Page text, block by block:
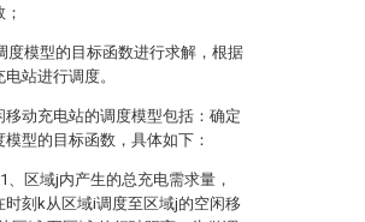
度模型的目标函数进行求解，根据
站进行调度。
动充电站的调度模型包括：确定
型的目标函数，具体如下：
、区域j内产生的总充电需求量，
时刻k从区域i调度至区域j的空闲移